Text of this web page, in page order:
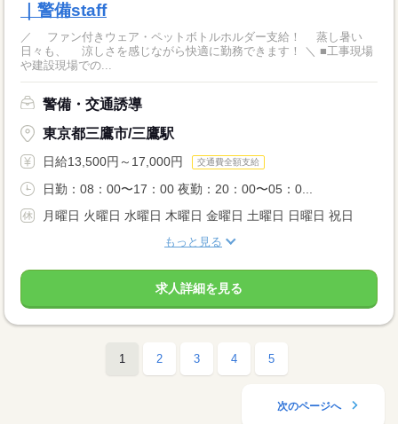
｜警備staff
／ ファン付きウェア・ペットボトルホルダー支給！ 蒸し暑い
日々も、 涼しさを感じながら快適に勤務できます！ ＼ ■工事現場
や建設現場での...
警備・交通誘導
東京都三鷹市/三鷹駅
日給13,500円～17,000円 交通費全額支給
日勤：08：00〜17：00 夜勤：20：00〜05：0...
月曜日 火曜日 水曜日 木曜日 金曜日 土曜日 日曜日 祝日
もっと見る
求人詳細を見る
1 2 3 4 5
次のページへ